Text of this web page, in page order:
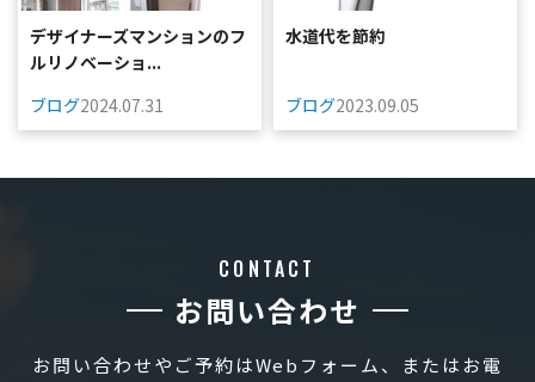
デザイナーズマンションのフ
ルリノベーショ...
ブログ2024.07.31
水道代を節約
ブログ2023.09.05
CONTACT
お問い合わせ
お問い合わせやご予約はWebフォーム、またはお電